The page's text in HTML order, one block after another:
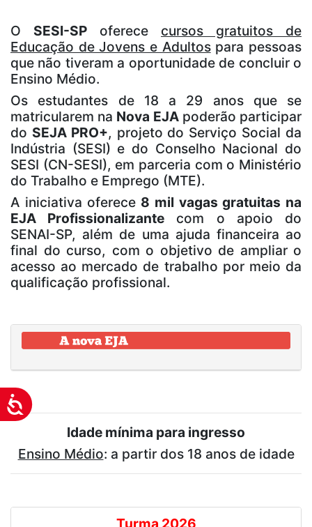
Acessibilidade
O SESI-SP oferece cursos gratuitos de
Educação de Jovens e Adultospara pessoas
que não tiveram a oportunidade de concluir o
Ensino Médio.
Os estudantes de 18 a 29 anos que se
matricularem na Nova EJApoderão participar
do SEJA PRO+, projeto do Serviço Social da
Indústria (SESI) e do Conselho Nacional do
SESI (CN-SESI), em parceria com o Ministério
do Trabalho e Emprego (MTE).
A iniciativa oferece 8 mil vagas gratuitas na
EJA Profissionalizante com o apoio do
SENAI-SP, além de uma ajuda financeira ao
final do curso, com o objetivo de ampliar o
acesso ao mercado de trabalho por meio da
qualificação profissional.
Idade mínima para ingresso
Ensino Médio: a partir dos 18 anos de idade
Turma 2026